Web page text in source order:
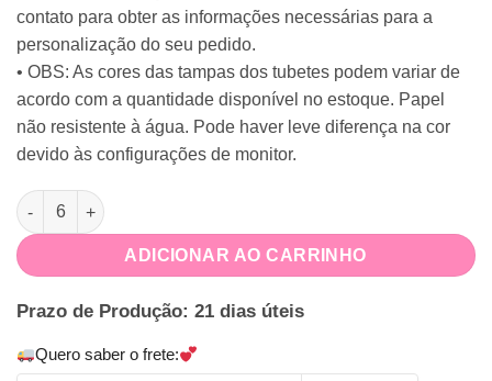
contato para obter as informações necessárias para a
personalização do seu pedido.
• OBS: As cores das tampas dos tubetes podem variar de
acordo com a quantidade disponível no estoque. Papel
não resistente à água. Pode haver leve diferença na cor
devido às configurações de monitor.
Porta Tubete Princesas Disney quantidade
ADICIONAR AO CARRINHO
Prazo de Produção: 21 dias úteis
Quero saber o frete: